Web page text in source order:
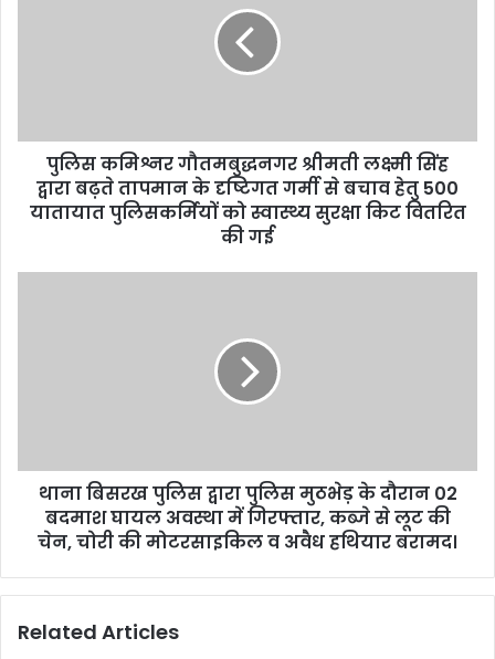
पुलिस कमिश्नर गौतमबुद्धनगर श्रीमती लक्ष्मी सिंह
द्वारा बढ़ते तापमान के दृष्टिगत गर्मी से बचाव हेतु 500
यातायात पुलिसकर्मियों को स्वास्थ्य सुरक्षा किट वितरित
की गई
थाना बिसरख पुलिस द्वारा पुलिस मुठभेड़ के दौरान 02
बदमाश घायल अवस्था में गिरफ्तार, कब्जे से लूट की
चेन, चोरी की मोटरसाइकिल व अवैध हथियार बरामद।
Related Articles